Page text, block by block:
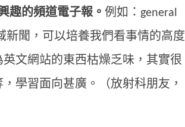
趣的頻道電子報。例如：general
新聞，可以培養我們看事情的高度
文網站的東西枯燥乏味，其實很
學習面向甚廣。（放射科朋友，